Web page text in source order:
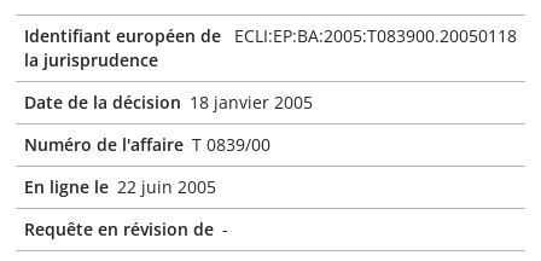
Identifiant européen de
la jurisprudence
ECLI:EP:BA:2005:T083900.20050118
Date de la décision 18 janvier 2005
Numéro de l'affaire T 0839/00
En ligne le 22 juin 2005
Requête en révision de -